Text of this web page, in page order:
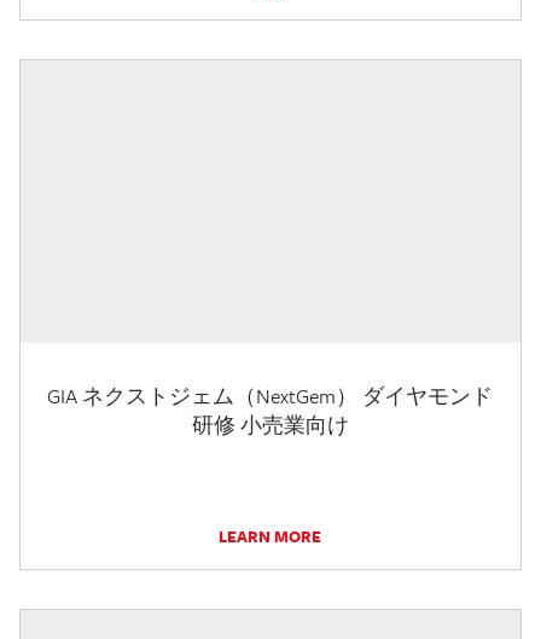
GIA ネクストジェム（NextGem） ダイヤモンド
研修 小売業向け
LEARN MORE